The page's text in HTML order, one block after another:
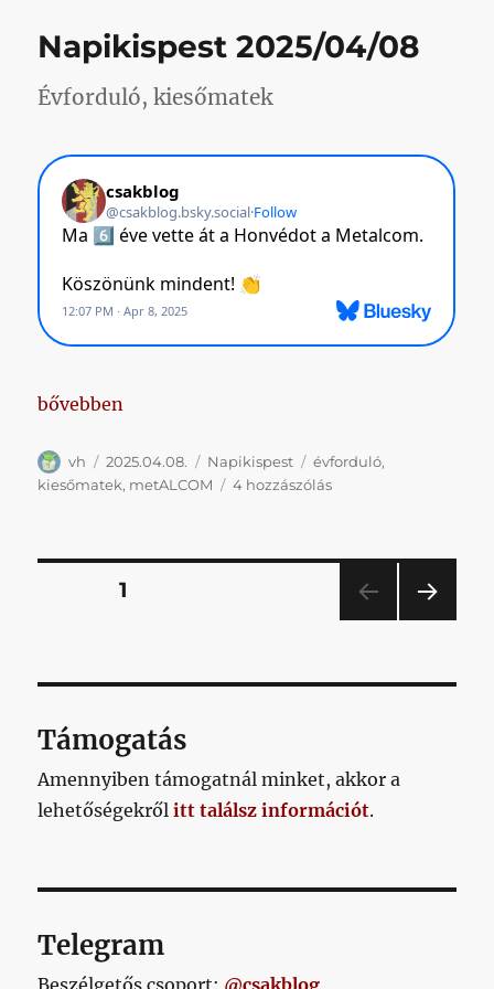
Napikispest 2025/04/08
Évforduló, kiesőmatek
„Napikispest 2025/04/08”
bővebben
Szerző
vh Közzétéve
2025.04.08. Kategória
Napikispest Címke
évforduló,
kiesőmatek, metALCOM 4 hozzászólásNapikispest
Bejegyzések
OLDAL1
OLD
Támogatás
Amennyiben támogatnál minket, akkor a
lehetőségekrőlitt találsz információt.
Telegram
Beszélgetős csoport: @csakblog